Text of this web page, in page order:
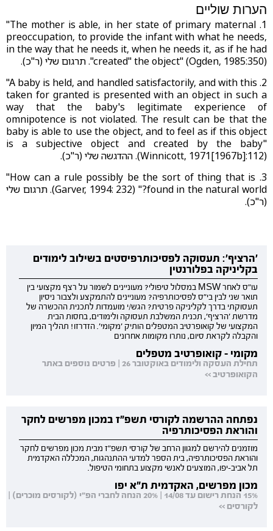
הערות שוליים
1. ‎‎"The mother is able, in her state of primary maternal
preoccupation, to provide the infant with what he needs,
in the way that he needs it, when he needs it, as if he had
"created" the object" (Ogden, 1985:350). תרגום שלי (ר"כ).
2. ‎‎"A baby is held, and handled satisfactorily, and with this
taken for granted is presented with an object in such a
way that the baby's legitimate experience of
omnipotence is not violated. The result can be that the
baby is able to use the object, and to feel as if this object
is a subjective object and created by the baby"
(Winnicott, 1971[1967b]:112)
.ההדגשה שלי (ר"כ).
3. ‎‎"How can a rule possibly be the sort of thing that is
found in the natural world?"
(Garver, 1994: 232). תרגום שלי
(ר"כ).
'הרציף': תעסוקה לפסיכותרפיסטים בשילוב לימודים
בקליניקה בפלורנטין
עו"ס לאחר MSW במסלול טיפולי? מעוניינים לשמור על רצף מקצועי בין
תואר שני לבין בי"ס לפסיכותרפיה? מעוניינים להתמקצע ולצבור ניסיון
תעסוקתי בדרך לקליניקה פרטית? הגש/י מועמדות לתכנית ההכשרה של
מדרשת 'הרציף', תכנית המשלבת תעסוקה ולימודים, בחסות הבית
המקצועי של קואופרטיב המטפלים הותיק 'מקומי'. הזדרזו! תהליך המיון
והקבלה לקראת סיום, נותרו מקומות אחרונים
מקומי - קואופרטיב מטפלים
תחילת העסקה ולימודים באוקטובר 26 | פרטים נוספים באתר
הקואופרטיב >>
נפתחה ההרשמה לקורסי תשפ"ז במכון מפרשים לחקר
והוראת הפסיכותרפיה
מוזמנים להירשם למגוון הרחב של קורסי תשפ"ז מבית מכון מפרשים לחקר
והוראת הפסיכותרפיה, בית הספר למדעי ההתנהגות, המכללה האקדמית
תל אביב-יפו, המוצעים לאנשי מקצוע בתחומי הטיפול.
מכון מפרשים, האקדמית ת"א יפו
15% הנחת רישום עד 14/08 | 20% הנחה לחברי הפ"י (לקורסים מוכרים) |
לקורסים >>